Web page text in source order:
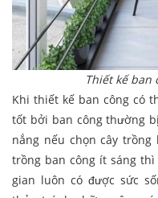
Thiết kế ban
Khi thiết kế ban công có
tốt bởi ban công thường
nắng nếu chọn cây trồng
trồng ban công ít sáng thì
gian luôn có được sức